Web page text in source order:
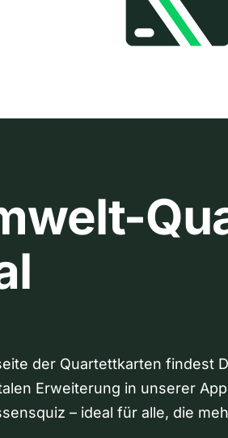
der Quartettkarten findest
Erweiterung in unserer
– ideal für alle, die